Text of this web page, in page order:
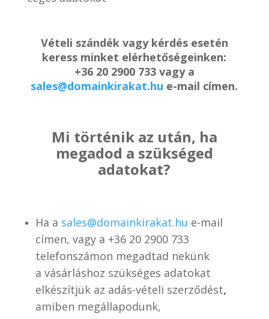
Vételi szándék vagy kérdés esetén
keress minket elérhetőségeinken:
+36 20 2900 733 vagy a
sales@domainkirakat.hu e-mail címen.
Mi történik az után, ha
megadod a szükséged
adatokat?
Ha a sales@domainkirakat.hu e-mail
címen, vagy a +36 20 2900 733
telefonszámon megadtad nekünk
a vásárláshoz szükséges adatokat
elkészítjük az adás-vételi szerződést,
amiben megállapodunk,